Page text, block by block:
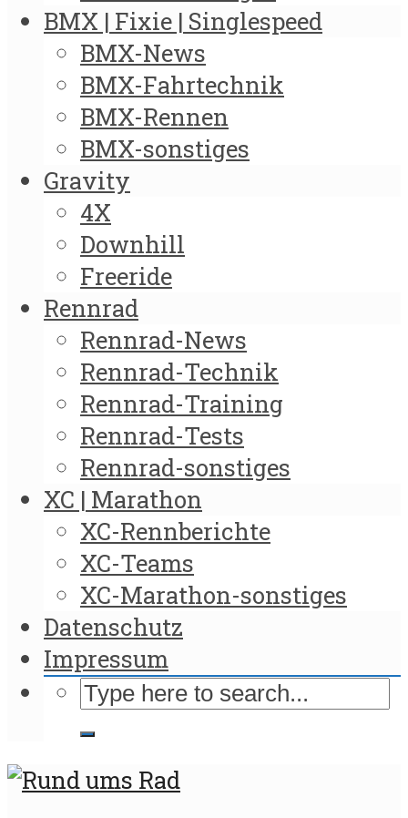
BMX | Fixie | Singlespeed
BMX-News
BMX-Fahrtechnik
BMX-Rennen
BMX-sonstiges
Gravity
4X
Downhill
Freeride
Rennrad
Rennrad-News
Rennrad-Technik
Rennrad-Training
Rennrad-Tests
Rennrad-sonstiges
XC | Marathon
XC-Rennberichte
XC-Teams
XC-Marathon-sonstiges
Datenschutz
Impressum